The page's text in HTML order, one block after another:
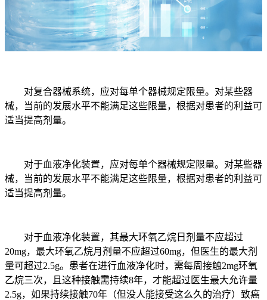
对复合器械系统，应对每单个器械规定限量。对某些器
械，当前的发展水平不能满足这些限量，根据对患者的利益可
适当提高剂量。
对于血液净化装置，应对每单个器械规定限量。对某些器
械，当前的发展水平不能满足这些限量，根据对患者的利益可
适当提高剂量。
对于血液净化装置，其最大环氧乙烷日剂量不应超过
20mg，最大环氧乙烷月剂量不应超过60mg，但医生的最大剂
量可超过2.5g。患者在进行血液净化时，需每周接触2mg环氧
乙烷三次，且这种接触需持续8年，才能超过医生最大允许量
2.5g，如果持续接触70年（但没人能接受这么久的治疗）致癌